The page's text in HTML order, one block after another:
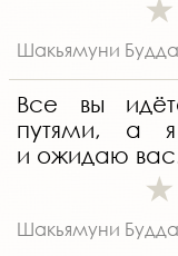
Шакьямуни Будда
Все вы
путями, а
и ожидаю
Шакьямуни Будда